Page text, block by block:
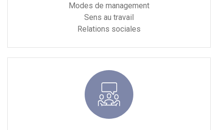
Modes de management
Sens au travail
Relations sociales